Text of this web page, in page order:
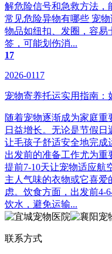
解危险信号和急救方法，
常见危险异物有哪些 宠
物品如纽扣、发圈，容易
签，可能划伤消...
17
2026-0117
宠物寄养托运实用指南：
随着宠物逐渐成为家庭
日益增长。无论是节假
让毛孩子舒适安全地完成
出发前的准备工作尤为重
提前7-10天让宠物适应航
主人气味的衣物或它喜爱
虑。饮食方面，出发前4-
饮水，避免运输...
联系方式